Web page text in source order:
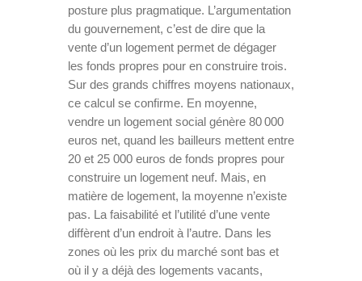
posture plus pragmatique. L’argumentation
du gouvernement, c’est de dire que la
vente d’un logement permet de dégager
les fonds propres pour en construire trois.
Sur des grands chiffres moyens nationaux,
ce calcul se confirme. En moyenne,
vendre un logement social génère 80 000
euros net, quand les bailleurs mettent entre
20 et 25 000 euros de fonds propres pour
construire un logement neuf. Mais, en
matière de logement, la moyenne n’existe
pas. La faisabilité et l’utilité d’une vente
diffèrent d’un endroit à l’autre. Dans les
zones où les prix du marché sont bas et
où il y a déjà des logements vacants,